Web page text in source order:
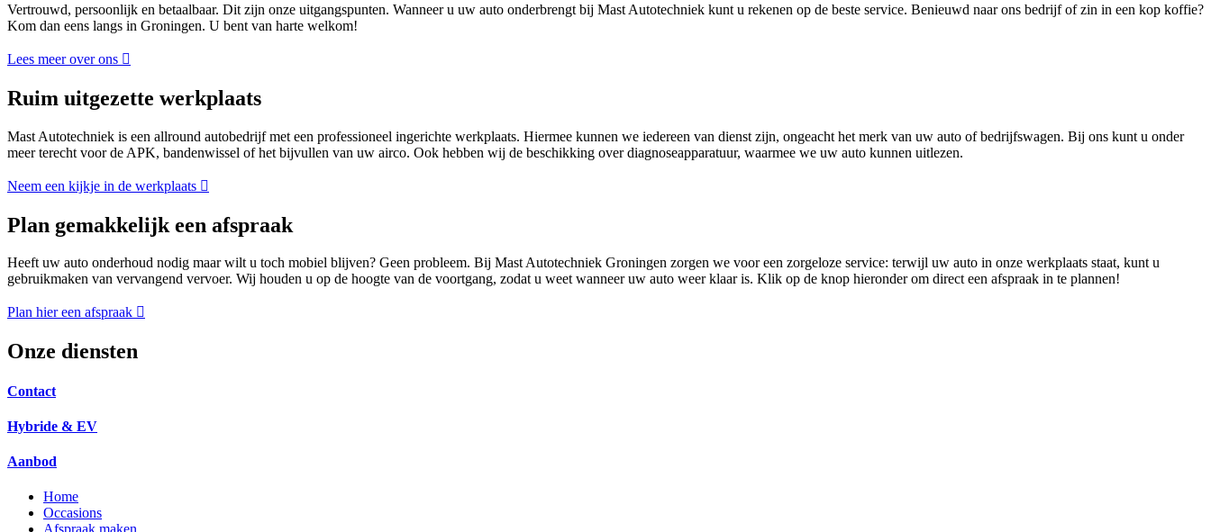
Vertrouwd, persoonlijk en betaalbaar. Dit zijn onze uitgangspunten. Wanneer u uw auto onderbrengt bij Mast Autotechniek kunt u rekenen op de beste service. Benieuwd naar ons bedrijf of zin in een kop koffie?
Kom dan eens langs in Groningen. U bent van harte welkom!
Lees meer over ons
Ruim uitgezette werkplaats
Mast Autotechniek is een allround autobedrijf met een professioneel ingerichte werkplaats. Hiermee kunnen we iedereen van dienst zijn, ongeacht het merk van uw auto of bedrijfswagen. Bij ons kunt u onder
meer terecht voor de APK, bandenwissel of het bijvullen van uw airco. Ook hebben wij de beschikking over diagnoseapparatuur, waarmee we uw auto kunnen uitlezen.
Neem een kijkje in de werkplaats
Plan gemakkelijk een afspraak
Heeft uw auto onderhoud nodig maar wilt u toch mobiel blijven? Geen probleem. Bij Mast Autotechniek Groningen zorgen we voor een zorgeloze service: terwijl uw auto in onze werkplaats staat, kunt u
gebruikmaken van vervangend vervoer. Wij houden u op de hoogte van de voortgang, zodat u weet wanneer uw auto weer klaar is. Klik op de knop hieronder om direct een afspraak in te plannen!
Plan hier een afspraak
Onze diensten
Contact
Hybride & EV
Aanbod
Home
Occasions